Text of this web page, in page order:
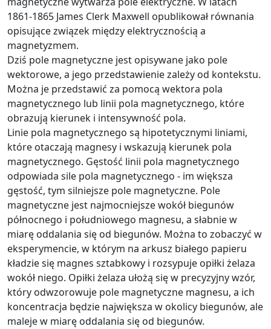
1861-1865 James Clerk Maxwell opublikował równania
opisujące związek między elektrycznością a
magnetyzmem.
Dziś pole magnetyczne jest opisywane jako pole
wektorowe, a jego przedstawienie zależy od kontekstu.
Można je przedstawić za pomocą wektora pola
magnetycznego lub linii pola magnetycznego, które
obrazują kierunek i intensywność pola.
Linie pola magnetycznego są hipotetycznymi liniami,
które otaczają magnesy i wskazują kierunek pola
magnetycznego. Gęstość linii pola magnetycznego
odpowiada sile pola magnetycznego - im większa
gęstość, tym silniejsze pole magnetyczne. Pole
magnetyczne jest najmocniejsze wokół biegunów
północnego i południowego magnesu, a słabnie w
miarę oddalania się od biegunów. Można to zobaczyć w
eksperymencie, w którym na arkusz białego papieru
kładzie się magnes sztabkowy i rozsypuje opiłki żelaza
wokół niego. Opiłki żelaza ułożą się w precyzyjny wzór,
który odwzorowuje pole magnetyczne magnesu, a ich
koncentracja będzie największa w okolicy biegunów, ale
maleje w miarę oddalania się od biegunów.